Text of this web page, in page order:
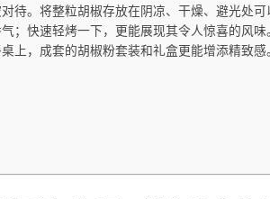
待。将整粒胡椒存放在阴凉、干燥、避光处
；快速轻烤一下，更能展现其令人惊喜的风
上，成套的胡椒粉套装和礼盒更能增添精致感